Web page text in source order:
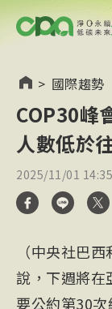
> 國際趨勢
COP30峰
人數低於
2025/11/01
（中央社巴
說，下週將在
要公約第30